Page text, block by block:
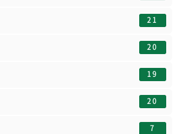
21
20
19
20
7